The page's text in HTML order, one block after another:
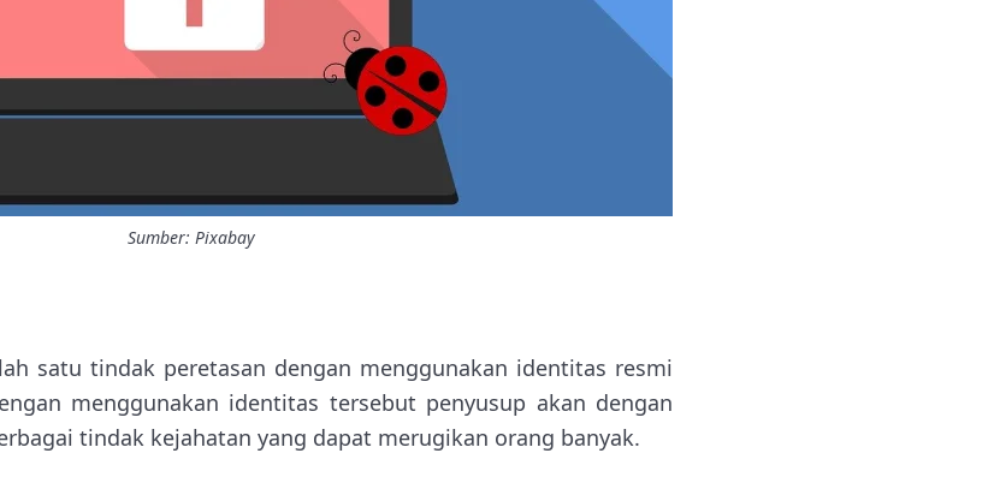
Sumber: Pixabay
satu tindak peretasan dengan menggunakan identitas resmi
menggunakan identitas tersebut penyusup akan dengan
tindak kejahatan yang dapat merugikan orang banyak.